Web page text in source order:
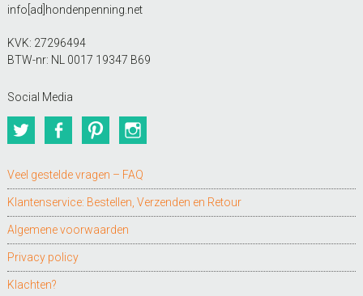
info[ad]hondenpenning.net
KVK: 27296494
BTW-nr: NL 0017 19347 B69
Social Media
TwitterFacebookPinterest
Veel gestelde vragen – FAQ
Klantenservice: Bestellen, Verzenden en Retour
Algemene voorwaarden
Privacy policy
Klachten?